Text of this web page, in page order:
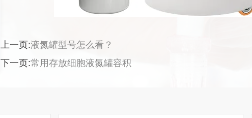
上一页:液氮罐型号怎么看？
下一页:常用存放细胞液氮罐容积